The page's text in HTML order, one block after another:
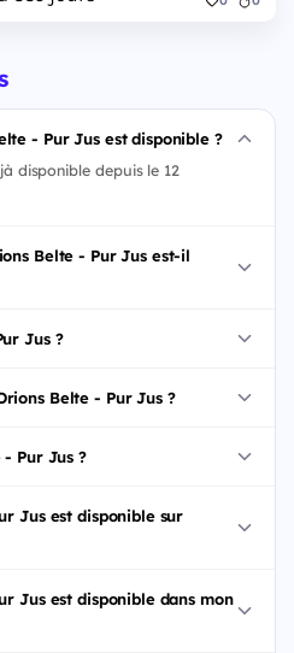
- Pur Jus est disponible ?
disponible depuis le 12
Belte - Pur Jus est-il
Jus ?
Belte - Pur Jus ?
Pur Jus ?
Jus est disponible sur
Jus est disponible dans mon